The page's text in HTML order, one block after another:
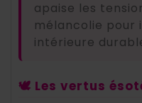
apaise les
mélancolie pour
intérieure
🕊️ Les vertus